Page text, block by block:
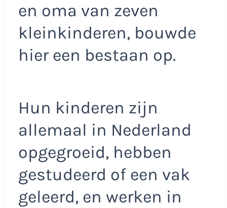
en oma van zeven
kleinkinderen, bouwde
hier een bestaan op.
Hun kinderen zijn
allemaal in Nederland
opgegroeid, hebben
gestudeerd of een vak
geleerd, en werken in